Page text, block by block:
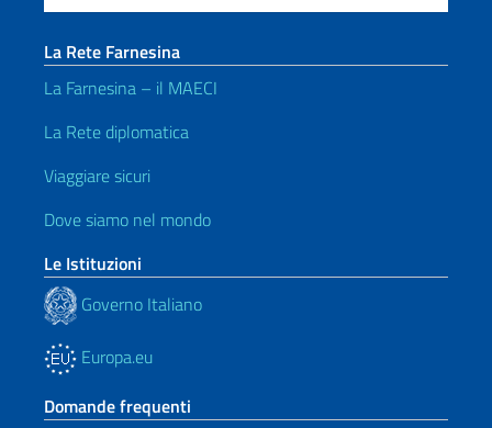
La Rete Farnesina
La Farnesina – il MAECI
La Rete diplomatica
Viaggiare sicuri
Dove siamo nel mondo
Le Istituzioni
Governo Italiano
Europa.eu
Domande frequenti